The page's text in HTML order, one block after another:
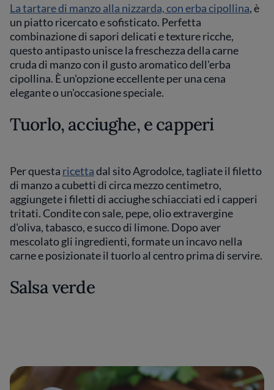
La tartare di manzo alla nizzarda, con erba cipollina, è
un piatto ricercato e sofisticato. Perfetta
combinazione di sapori delicati e texture ricche,
questo antipasto unisce la freschezza della carne
cruda di manzo con il gusto aromatico dell'erba
cipollina. È un'opzione eccellente per una cena
elegante o un'occasione speciale.
Tuorlo, acciughe, e capperi
Per questa ricettadal sito Agrodolce, tagliate il filetto
di manzo a cubetti di circa mezzo centimetro,
aggiungete i filetti di acciughe schiacciati ed i capperi
tritati. Condite con sale, pepe, olio extravergine
d'oliva, tabasco, e succo di limone. Dopo aver
mescolato gli ingredienti, formate un incavo nella
carne e posizionate il tuorlo al centro prima di servire.
Salsa verde